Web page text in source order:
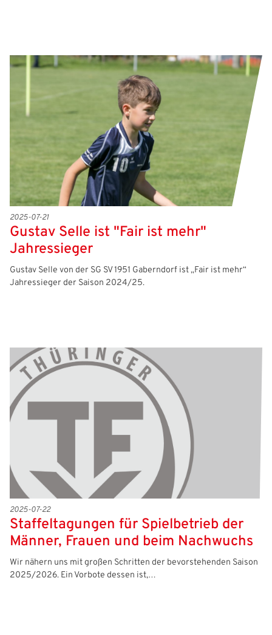
2025-07-21
Gustav Selle ist "Fair ist mehr"
Jahressieger
Gustav Selle von der SG SV 1951 Gaberndorf ist „Fair ist mehr“
Jahressieger der Saison 2024/25.
2025-07-22
Staffeltagungen für Spielbetrieb der
Männer, Frauen und beim Nachwuchs
Wir nähern uns mit großen Schritten der bevorstehenden Saison
2025/2026. Ein Vorbote dessen ist,…